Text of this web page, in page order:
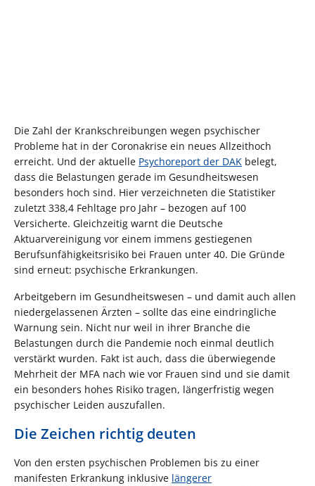
Die Zahl der Krankschreibungen wegen psychischer
Probleme hat in der Coronakrise ein neues Allzeithoch
erreicht. Und der aktuelle Psychoreport der DAK belegt,
dass die Belastungen gerade im Gesundheitswesen
besonders hoch sind. Hier verzeichneten die Statistiker
zuletzt 338,4 Fehltage pro Jahr – bezogen auf 100
Versicherte. Gleichzeitig warnt die Deutsche
Aktuarvereinigung vor einem immens gestiegenen
Berufsunfähigkeitsrisiko bei Frauen unter 40. Die Gründe
sind erneut: psychische Erkrankungen.
Arbeitgebern im Gesundheitswesen – und damit auch allen
niedergelassenen Ärzten – sollte das eine eindringliche
Warnung sein. Nicht nur weil in ihrer Branche die
Belastungen durch die Pandemie noch einmal deutlich
verstärkt wurden. Fakt ist auch, dass die überwiegende
Mehrheit der MFA nach wie vor Frauen sind und sie damit
ein besonders hohes Risiko tragen, längerfristig wegen
psychischer Leiden auszufallen.
Die Zeichen richtig deuten
Von den ersten psychischen Problemen bis zu einer
manifesten Erkrankung inklusive längerer